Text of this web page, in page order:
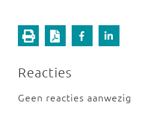
Reacties
Geen reacties aanwezig